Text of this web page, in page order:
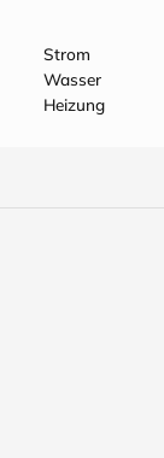
Strom
Wasser
Heizung